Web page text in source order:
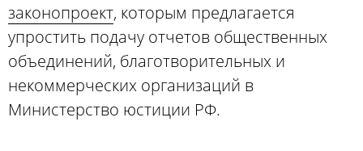
законопроект, которым предлагается
упростить подачу отчетов общественных
объединений, благотворительных и
некоммерческих организаций в
Министерство юстиции РФ.